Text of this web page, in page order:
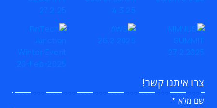
צרו איתנו קשר!
שם מלא